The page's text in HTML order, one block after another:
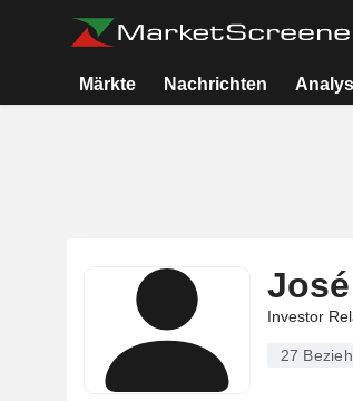
Märkte Nachrichten
Investor
27